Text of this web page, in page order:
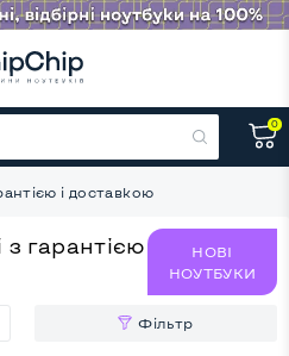
0
і доставкою
гарантією
НОВІ
НОУТБУКИ
Фільтр